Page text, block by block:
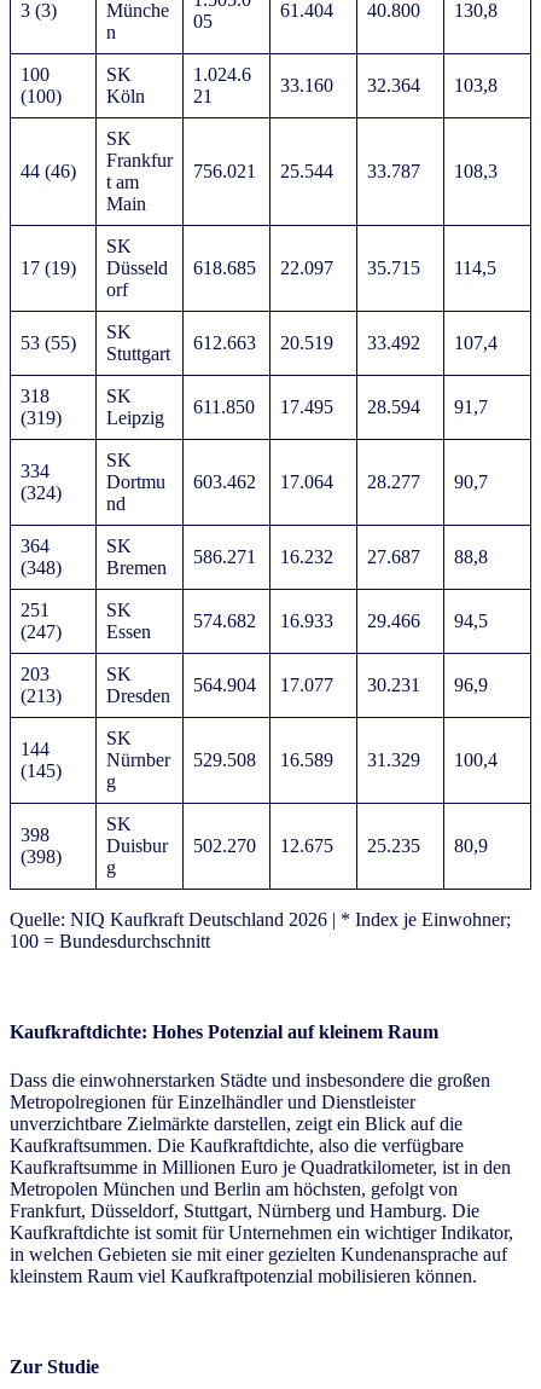
3 (3)
Münche
n
05
61.404 40.800 130,8
100
(100)
SK
Köln
1.024.6
21
33.160 32.364 103,8
44 (46)
SK
Frankfur
t am
Main
756.021 25.544 33.787 108,3
17 (19)
SK
Düsseld
orf
618.685 22.097 35.715 114,5
53 (55)
SK
Stuttgart
612.663 20.519 33.492 107,4
318
(319)
SK
Leipzig
611.850 17.495 28.594 91,7
334
(324)
SK
Dortmu
nd
603.462 17.064 28.277 90,7
364
(348)
SK
Bremen
586.271 16.232 27.687 88,8
251
(247)
SK
Essen
574.682 16.933 29.466 94,5
203
(213)
SK
Dresden
564.904 17.077 30.231 96,9
144
(145)
SK
Nürnber
g
529.508 16.589 31.329 100,4
398
(398)
SK
Duisbur
g
502.270 12.675 25.235 80,9
Quelle: NIQ Kaufkraft Deutschland 2026 | * Index je Einwohner;
100 = Bundesdurchschnitt
Kaufkraftdichte: Hohes Potenzial auf kleinem Raum
Dass die einwohnerstarken Städte und insbesondere die großen
Metropolregionen für Einzelhändler und Dienstleister
unverzichtbare Zielmärkte darstellen, zeigt ein Blick auf die
Kaufkraftsummen. Die Kaufkraftdichte, also die verfügbare
Kaufkraftsumme in Millionen Euro je Quadratkilometer, ist in den
Metropolen München und Berlin am höchsten, gefolgt von
Frankfurt, Düsseldorf, Stuttgart, Nürnberg und Hamburg. Die
Kaufkraftdichte ist somit für Unternehmen ein wichtiger Indikator,
in welchen Gebieten sie mit einer gezielten Kundenansprache auf
kleinstem Raum viel Kaufkraftpotenzial mobilisieren können.
Zur Studie